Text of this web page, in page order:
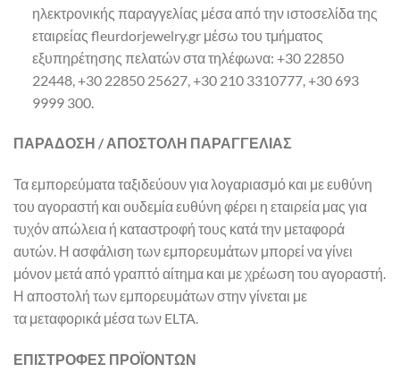
ηλεκτρονικής παραγγελίας μέσα από την ιστοσελίδα της
εταιρείας fleurdorjewelry.gr μέσω του τμήματος
εξυπηρέτησης πελατών στα τηλέφωνα: +30 22850
22448, +30 22850 25627, +30 210 3310777, +30 693
9999 300.
ΠΑΡΑΔΟΣΗ / ΑΠΟΣΤΟΛΗ ΠΑΡΑΓΓΕΛΙΑΣ
Τα εμπορεύματα ταξιδεύουν για λογαριασμό και με ευθύνη
του αγοραστή και ουδεμία ευθύνη φέρει η εταιρεία μας για
τυχόν απώλεια ή καταστροφή τους κατά την μεταφορά
αυτών. Η ασφάλιση των εμπορευμάτων μπορεί να γίνει
μόνον μετά από γραπτό αίτημα και με χρέωση του αγοραστή.
Η αποστολή των εμπορευμάτων στην γίνεται με
τα μεταφορικά μέσα των ELTA.
ΕΠΙΣΤΡΟΦΕΣ ΠΡΟΪΟΝΤΩΝ